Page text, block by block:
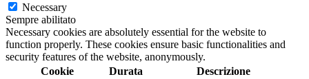
Necessary
Sempre abilitato
Necessary cookies are absolutely essential for the website to
function properly. These cookies ensure basic functionalities and
security features of the website, anonymously.
Cookie
Durata Descrizione